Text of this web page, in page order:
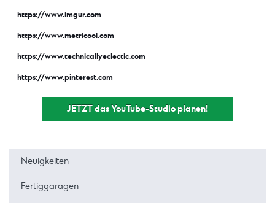
https://www.imgur.com
https://www.metricool.com
https://www.technicallyeclectic.com
https://www.pinterest.com
JETZT das YouTube-Studio planen!
Neuigkeiten
Fertiggaragen